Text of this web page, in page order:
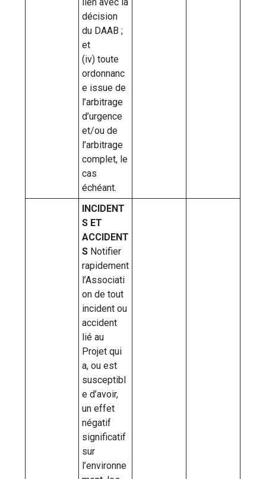
décision
du DAAB ;
et
(iv) toute
ordonnanc
e issue de
l’arbitrage
d’urgence
et/ou de
l’arbitrage
complet, le
cas
échéant.
INCIDENT
S ET
ACCIDENT
S Notifier
rapidement
l’Associati
on de tout
incident ou
accident
lié au
Projet qui
a, ou est
susceptibl
e d’avoir,
un effet
négatif
significatif
sur
l’environne